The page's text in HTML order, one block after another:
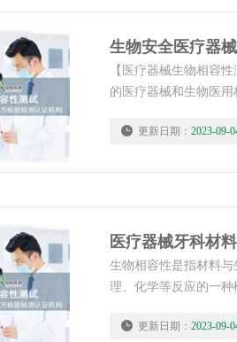
生物安全医疗器
【医疗器械生物相容
的医疗器械和生物医
不开实验动物的生物
更新日期： 2023-09-
医疗器械牙科材
生物相容性是指材料
理、化学等反应的一
物安全性评价，生物
更新日期： 2023-09-